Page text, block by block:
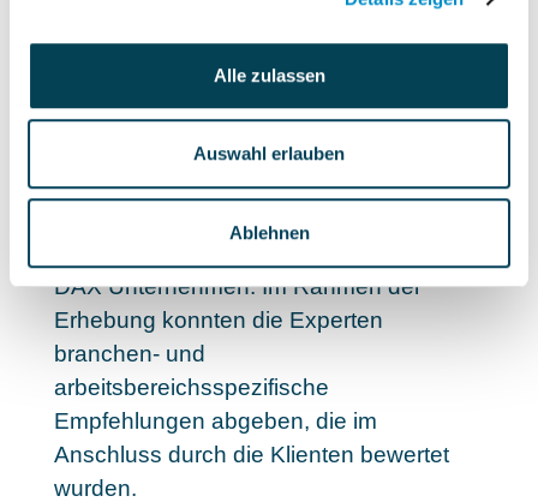
Alle zulassen
Auswahl erlauben
Ablehnen
auf Experten- und Klientenbefragungen.
Dafür wurden rund 1.400 Experten
befragt, die sich aus Partnern und
Projektleitern aus
Unternehmensberatungen
zusammensetzen, sowie knapp 1.500
DAX Unternehmen. Im Rahmen der
Erhebung konnten die Experten
branchen- und
arbeitsbereichsspezifische
Empfehlungen abgeben, die im
Anschluss durch die Klienten bewertet
wurden.